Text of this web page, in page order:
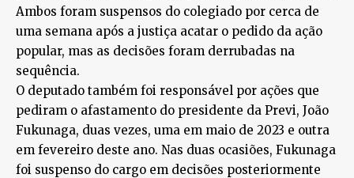
Ambos foram suspensos do colegiado por cerca de
uma semana após a justiça acatar o pedido da ação
popular, mas as decisões foram derrubadas na
sequência.
O deputado também foi responsável por ações que
pediram o afastamento do presidente da Previ, João
Fukunaga, duas vezes, uma em maio de 2023 e outra
em fevereiro deste ano. Nas duas ocasiões, Fukunaga
foi suspenso do cargo em decisões posteriormente